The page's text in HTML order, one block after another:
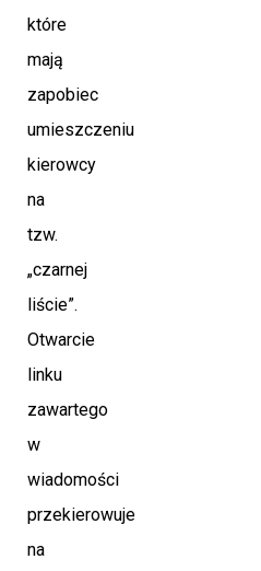
które
mają
zapobiec
umieszczeniu
kierowcy
na
tzw.
„czarnej
liście”.
Otwarcie
linku
zawartego
w
wiadomości
przekierowuje
na